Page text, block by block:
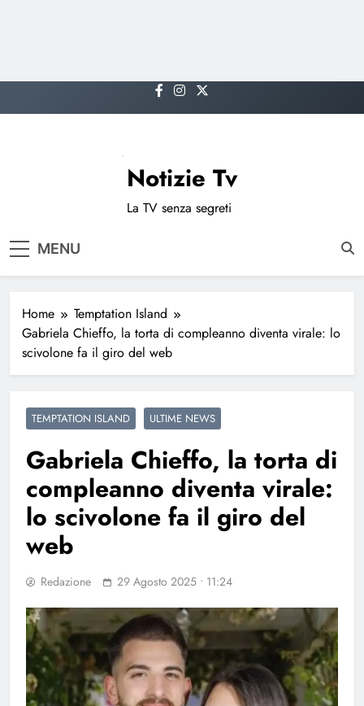
to
Notizie Tv
La TV senza segreti
MENU
Home
Temptation Island
Gabriela Chieffo, la torta di compleanno diventa virale: lo
scivolone fa il giro del web
TEMPTATION ISLAND ULTIME NEWS
Gabriela Chieffo, la torta di
compleanno diventa virale:
lo scivolone fa il giro del
web
Redazione 29 Agosto 2025 • 11:24